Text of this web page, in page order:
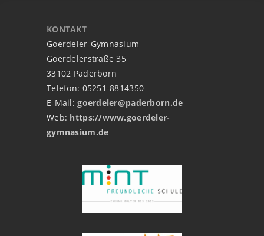
KONTAKT
Goerdeler-Gymnasium
Goerdelerstraße 35
33102 Paderborn
Telefon: 05251-8814350
E-Mail:goerdeler@paderborn.de
Web: https://www.goerdeler-
gymnasium.de